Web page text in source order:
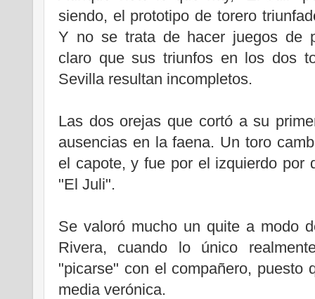
siendo, el prototipo de torero
Y no se trata de hacer juegos de
claro que sus triunfos en los dos
Sevilla resultan incompletos.
Las dos orejas que cortó a su
ausencias en la faena. Un toro
el capote, y fue por el izquierdo por
"El Juli".
Se valoró mucho un quite a modo
Rivera, cuando lo único
"picarse" con el compañero, puesto
media verónica.